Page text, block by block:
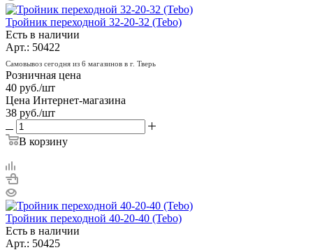
Тройник переходной 32-20-32 (Tebo)
Есть в наличии
Арт.: 50422
Самовывоз сегодня из 6 магазинов в г. Тверь
Розничная цена
40 руб./шт
Цена Интернет-магазина
38 руб./шт
В корзину
Тройник переходной 40-20-40 (Tebo)
Есть в наличии
Арт.: 50425